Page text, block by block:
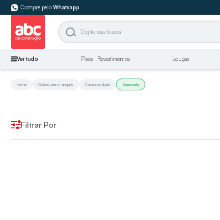
Compre pelo Whatsapp
Ver tudo Pisos | Revestimentos Louças
Home Cubas, pias e tanques Cuba inox dupla Escovada
Filtrar Por